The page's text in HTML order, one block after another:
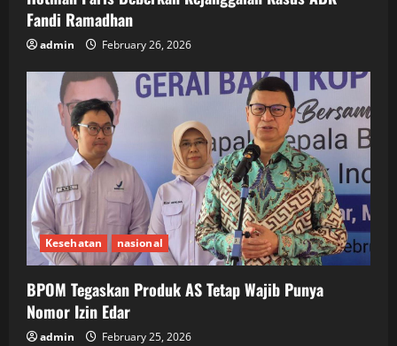
Fandi Ramadhan
admin February 26, 2026
Kesehatan nasional
BPOM Tegaskan Produk AS Tetap Wajib Punya
Nomor Izin Edar
admin February 25, 2026